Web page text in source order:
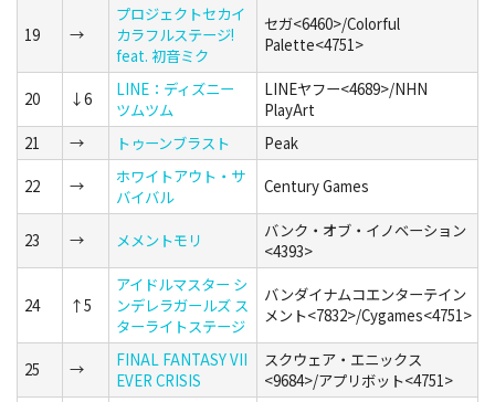
19 →
プロジェクトセカイ
カラフルステージ!
feat. 初音ミク
セガ<6460>/Colorful
Palette<4751>
20 ↓6
LINE：ディズニー
ツムツム
LINEヤフー<4689>/NHN
PlayArt
21
→ トゥーンブラスト Peak
22 →
ホワイトアウト・サ
バイバル
Century Games
23 → メメントモリ
バンク・オブ・イノベーション
<4393>
24 ↑5
アイドルマスター シ
ンデレラガールズ ス
ターライトステージ
バンダイナムコエンターテイン
メント<7832>/Cygames<4751>
25 →
FINAL FANTASY VII
EVER CRISIS
スクウェア・エニックス
<9684>/アプリボット<4751>